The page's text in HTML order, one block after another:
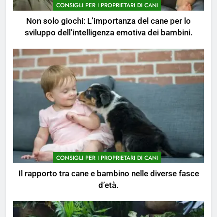
del cane per lo sviluppo
bambini.
CONSIGLI PER I PROPRIETARI DI CANI
Il rapporto tra cane e bambino
nelle diverse fasce d’età.
CONSIGLI PER I PROPRIETARI DI CANI
Insegnare il rispetto: Come
coinvolgere i bambini nella cura
del cane.
CONSIGLI PER I PROPRIETARI DI CANI
4
Giochi e attività da fare insieme:
cane e bambino.
CONSIGLI PER I PROPRIETARI DI CANI
CONSIGLI PER I PROPRIETARI DI CANI
Non solo giochi: L’importanza del cane per lo
sviluppo dell’intelligenza emotiva dei bambini.
CONSIGLI PER I PROPRIETARI DI CANI
Il rapporto tra cane e bambino nelle diverse fasce
d’età.